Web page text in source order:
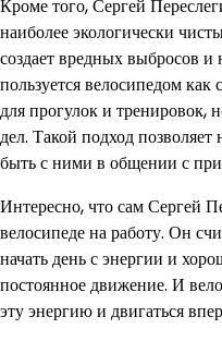
Кроме того, Сергей
наиболее экологически
создает вредных выбросов и
пользуется велосипедом
для прогулок и
дел. Такой подход
быть с ними в общении с
Интересно, что сам Сергей
велосипеде на работу. Он
начать день с энергии и
постоянное движение. И
эту энергию и двигаться